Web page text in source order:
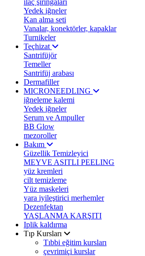
ilaç şırıngaları
Yedek iğneler
Kan alma seti
Vanalar, konektörler, kapaklar
Turnikeler
Teçhizat
Santrifüjör
Temeller
Santrifüj arabası
Dermafiller
MICRONEEDLING
iğneleme kalemi
Yedek iğneler
Serum ve Ampuller
BB Glow
mezoroller
Bakım
Güzellik Temizleyici
MEYVE ASITLI PEELING
yüz kremleri
cilt temizleme
Yüz maskeleri
yara iyileştirici merhemler
Dezenfektan
YAŞLANMA KARŞITI
Iplik kaldırma
Tıp Kursları
Tıbbi eğitim kursları
çevrimiçi kurslar